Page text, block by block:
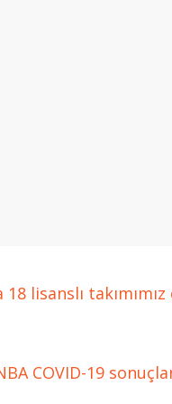
lisanslı
COVID-19